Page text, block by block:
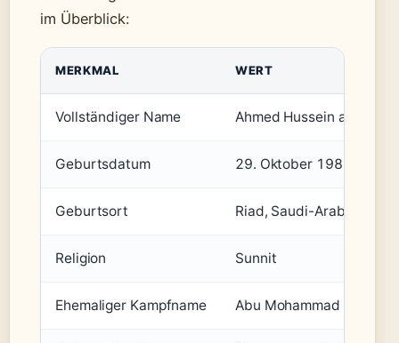
im Überblick:
MERKMAL WERT
Vollständiger Name Ahmed Hussein al-
Geburtsdatum 29. Oktober 1982
Geburtsort Riad, Saudi-Arabien
Religion Sunnit
Ehemaliger Kampfname Abu Mohammad al-Julani